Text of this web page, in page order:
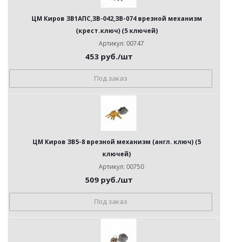
ЦМ Киров ЗВ1АПС,ЗВ-042,ЗВ-074 врезной механизм
(крест.ключ) (5 ключей)
Артикул: 00747
453 руб./шт
Под заказ
ЦМ Киров ЗВ5-8 врезной механизм (англ. ключ) (5
ключей)
Артикул: 00750
509 руб./шт
Под заказ